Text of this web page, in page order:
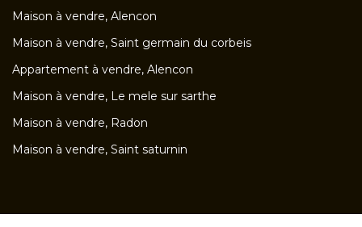
Maison à vendre, Alencon
Maison à vendre, Saint germain du corbeis
Appartement à vendre, Alencon
Maison à vendre, Le mele sur sarthe
Maison à vendre, Radon
Maison à vendre, Saint saturnin